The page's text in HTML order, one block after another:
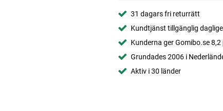
31 dagars fri returrätt
Kundtjänst tillgänglig
Kunderna ger Gomibo.se
Grundades 2006 i
Aktiv i 30 länder